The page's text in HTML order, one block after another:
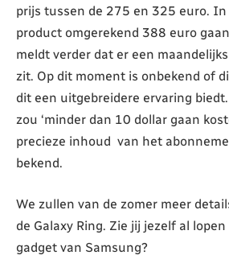
prijs tussen de 275 en 325 euro.
product omgerekend 388 euro
meldt verder dat er een
zit. Op dit moment is onbekend of
dit een uitgebreidere ervaring
zou ‘minder dan 10 dollar gaan
precieze inhoud van het
bekend.
We zullen van de zomer meer
de Galaxy Ring. Zie jij jezelf al
gadget van Samsung?